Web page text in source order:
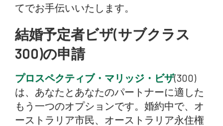
てでお手伝いいたします。
結婚予定者ビザ(サブクラス
300)の申請
プロスペクティブ・マリッジ・ビザ(300)
は、あなたとあなたのパートナーに適した
もう一つのオプションです。婚約中で、オ
ーストラリア市民、オーストラリア永住権